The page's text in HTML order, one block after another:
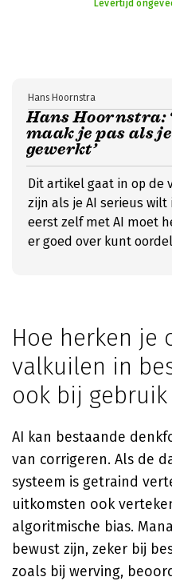
Levertijd
Hans Hoornstra:
maak je pas als
gewerkt’
Hans Hoornstra
Dit artikel gaat in op de
zijn als je AI serieus
eerst zelf met AI moet
er goed over kunt
Hoe herken je
valkuilen in
ook bij gebruik
AI kan bestaande
van corrigeren. Als de
systeem is getraind
uitkomsten ook
algoritmische bias.
bewust zijn, zeker bij
zoals bij werving,